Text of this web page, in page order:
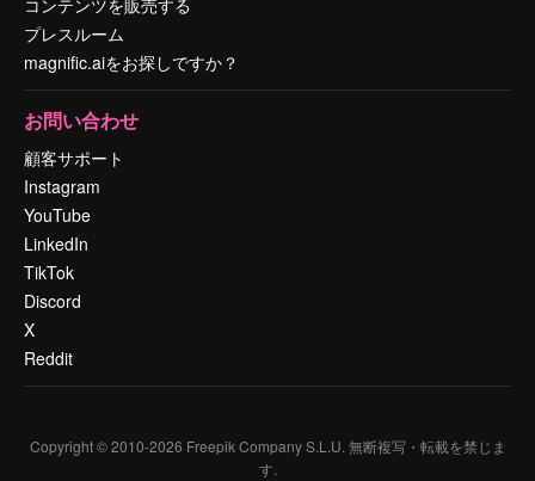
コンテンツを販売する
プレスルーム
magnific.aiをお探しですか？
お問い合わせ
顧客サポート
Instagram
YouTube
LinkedIn
TikTok
Discord
X
Reddit
Copyright © 2010-2026 Freepik Company S.L.U. 無断複写・転載を禁じま
す.